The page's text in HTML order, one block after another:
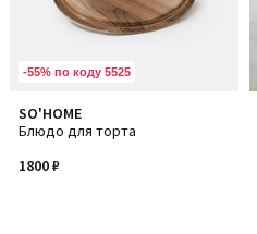
-55% по коду 5525
SO'HOME
Блюдо для торта
1800 ₽